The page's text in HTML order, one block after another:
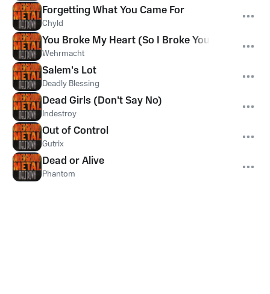
Forgetting What You Came For
Chyld
You Broke My Heart (So I Broke Your Face)
Wehrmacht
Salem's Lot
Deadly Blessing
Dead Girls (Don't Say No)
Indestroy
Out of Control
Gutrix
Dead or Alive
Phantom